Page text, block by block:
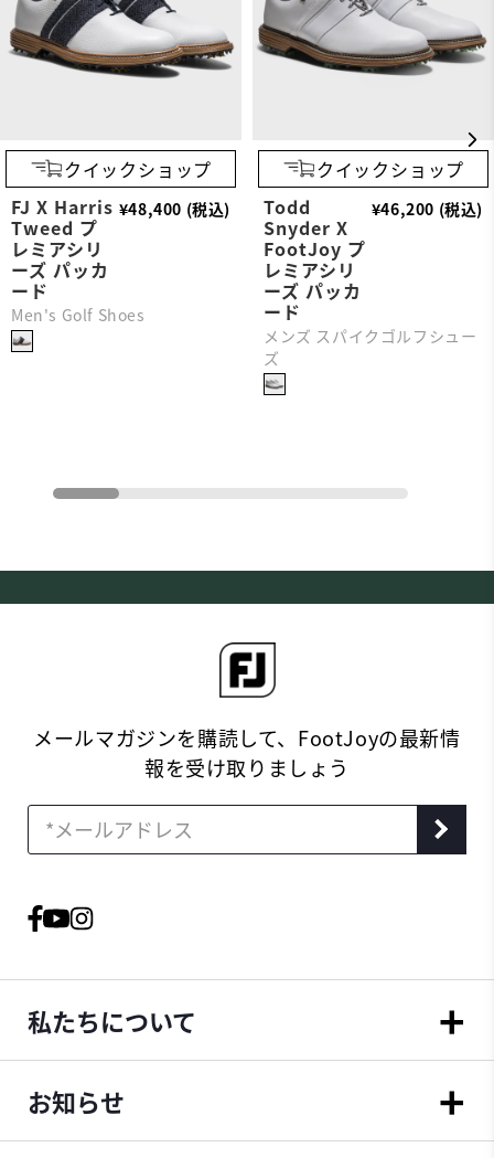
クイックショップ
FJ X Harris
Tweed プ
レミアシリ
ーズ パッカ
ード
Men's Golf Shoes
¥48,400 (税込)
クイックショップ
Todd
Snyder X
FootJoy プ
レミアシリ
ーズ パッカ
ード
メンズ スパイクゴルフシュー
ズ
¥46,200 (税込)
メールマガジンを購読して、FootJoyの最新情
報を受け取りましょう
私たちについて
お知らせ